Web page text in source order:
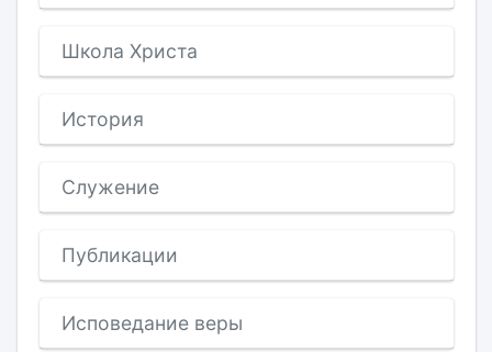
Школа Христа
История
Служение
Публикации
Исповедание веры